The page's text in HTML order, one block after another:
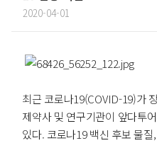
2020-04-01
최근 코로나19(COVID-19)가
제약사 및 연구기관이 앞다투
있다. 코로나19 백신 후보 물